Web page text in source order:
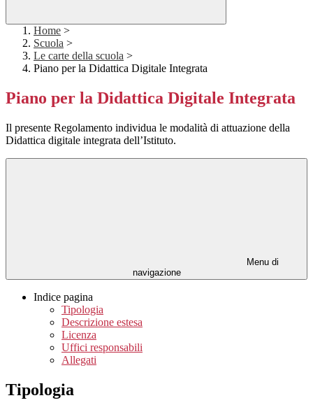
Home >
Scuola >
Le carte della scuola >
Piano per la Didattica Digitale Integrata
Piano per la Didattica Digitale Integrata
Il presente Regolamento individua le modalità di attuazione della
Didattica digitale integrata dell’Istituto.
Menu di
navigazione
Indice pagina
Tipologia
Descrizione estesa
Licenza
Uffici responsabili
Allegati
Tipologia